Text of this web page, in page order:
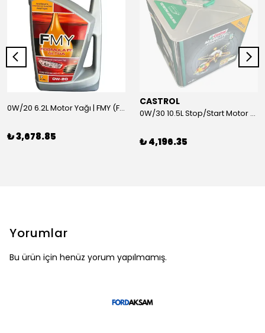
0W/20 6.2L Motor Yağı | FMY (Ford Motor Yağları)
₺ 3,678.85
CASTROL
0W/30 10.5L Stop/Start Motor Yağı | CASTROL
₺ 4,196.35
Yorumlar
Bu ürün için henüz yorum yapılmamış.